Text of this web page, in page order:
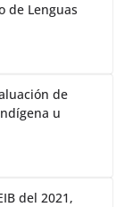
de Lenguas
de
u
del 2021,